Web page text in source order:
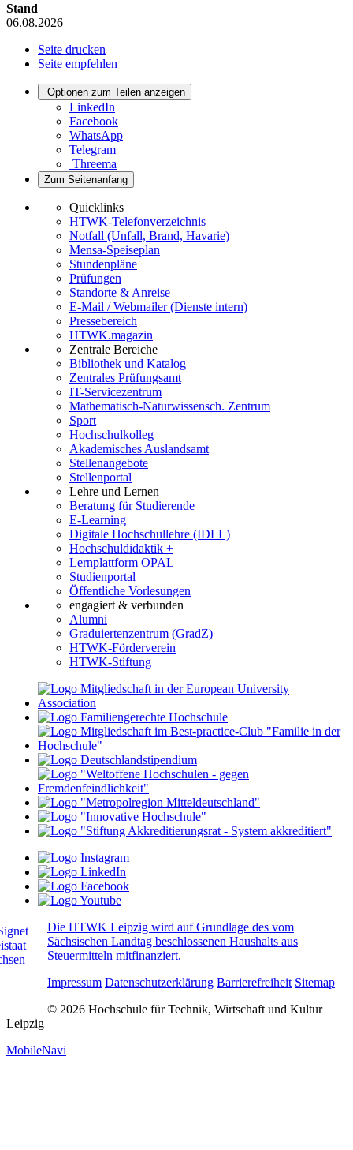
Stand
06.08.2026
Seite drucken
Seite empfehlen
Optionen zum Teilen anzeigen
LinkedIn
Facebook
WhatsApp
Telegram
Threema
Zum Seitenanfang
Quicklinks
HTWK-Telefonverzeichnis
Notfall (Unfall, Brand, Havarie)
Mensa-Speiseplan
Stundenpläne
Prüfungen
Standorte & Anreise
E-Mail / Webmailer (Dienste intern)
Pressebereich
HTWK.magazin
Zentrale Bereiche
Bibliothek und Katalog
Zentrales Prüfungsamt
IT-Servicezentrum
Mathematisch-Naturwissensch. Zentrum
Sport
Hochschulkolleg
Akademisches Auslandsamt
Stellenangebote
Stellenportal
Lehre und Lernen
Beratung für Studierende
E-Learning
Digitale Hochschullehre (IDLL)
Hochschuldidaktik +
Lernplattform OPAL
Studienportal
Öffentliche Vorlesungen
engagiert & verbunden
Alumni
Graduiertenzentrum (GradZ)
HTWK-Förderverein
HTWK-Stiftung
Die HTWK Leipzig wird auf Grundlage des vom
Sächsischen Landtag beschlossenen Haushalts aus
Steuermitteln mitfinanziert.
Impressum Datenschutzerklärung Barrierefreiheit Sitemap
© 2026 Hochschule für Technik, Wirtschaft und Kultur
Leipzig
MobileNavi